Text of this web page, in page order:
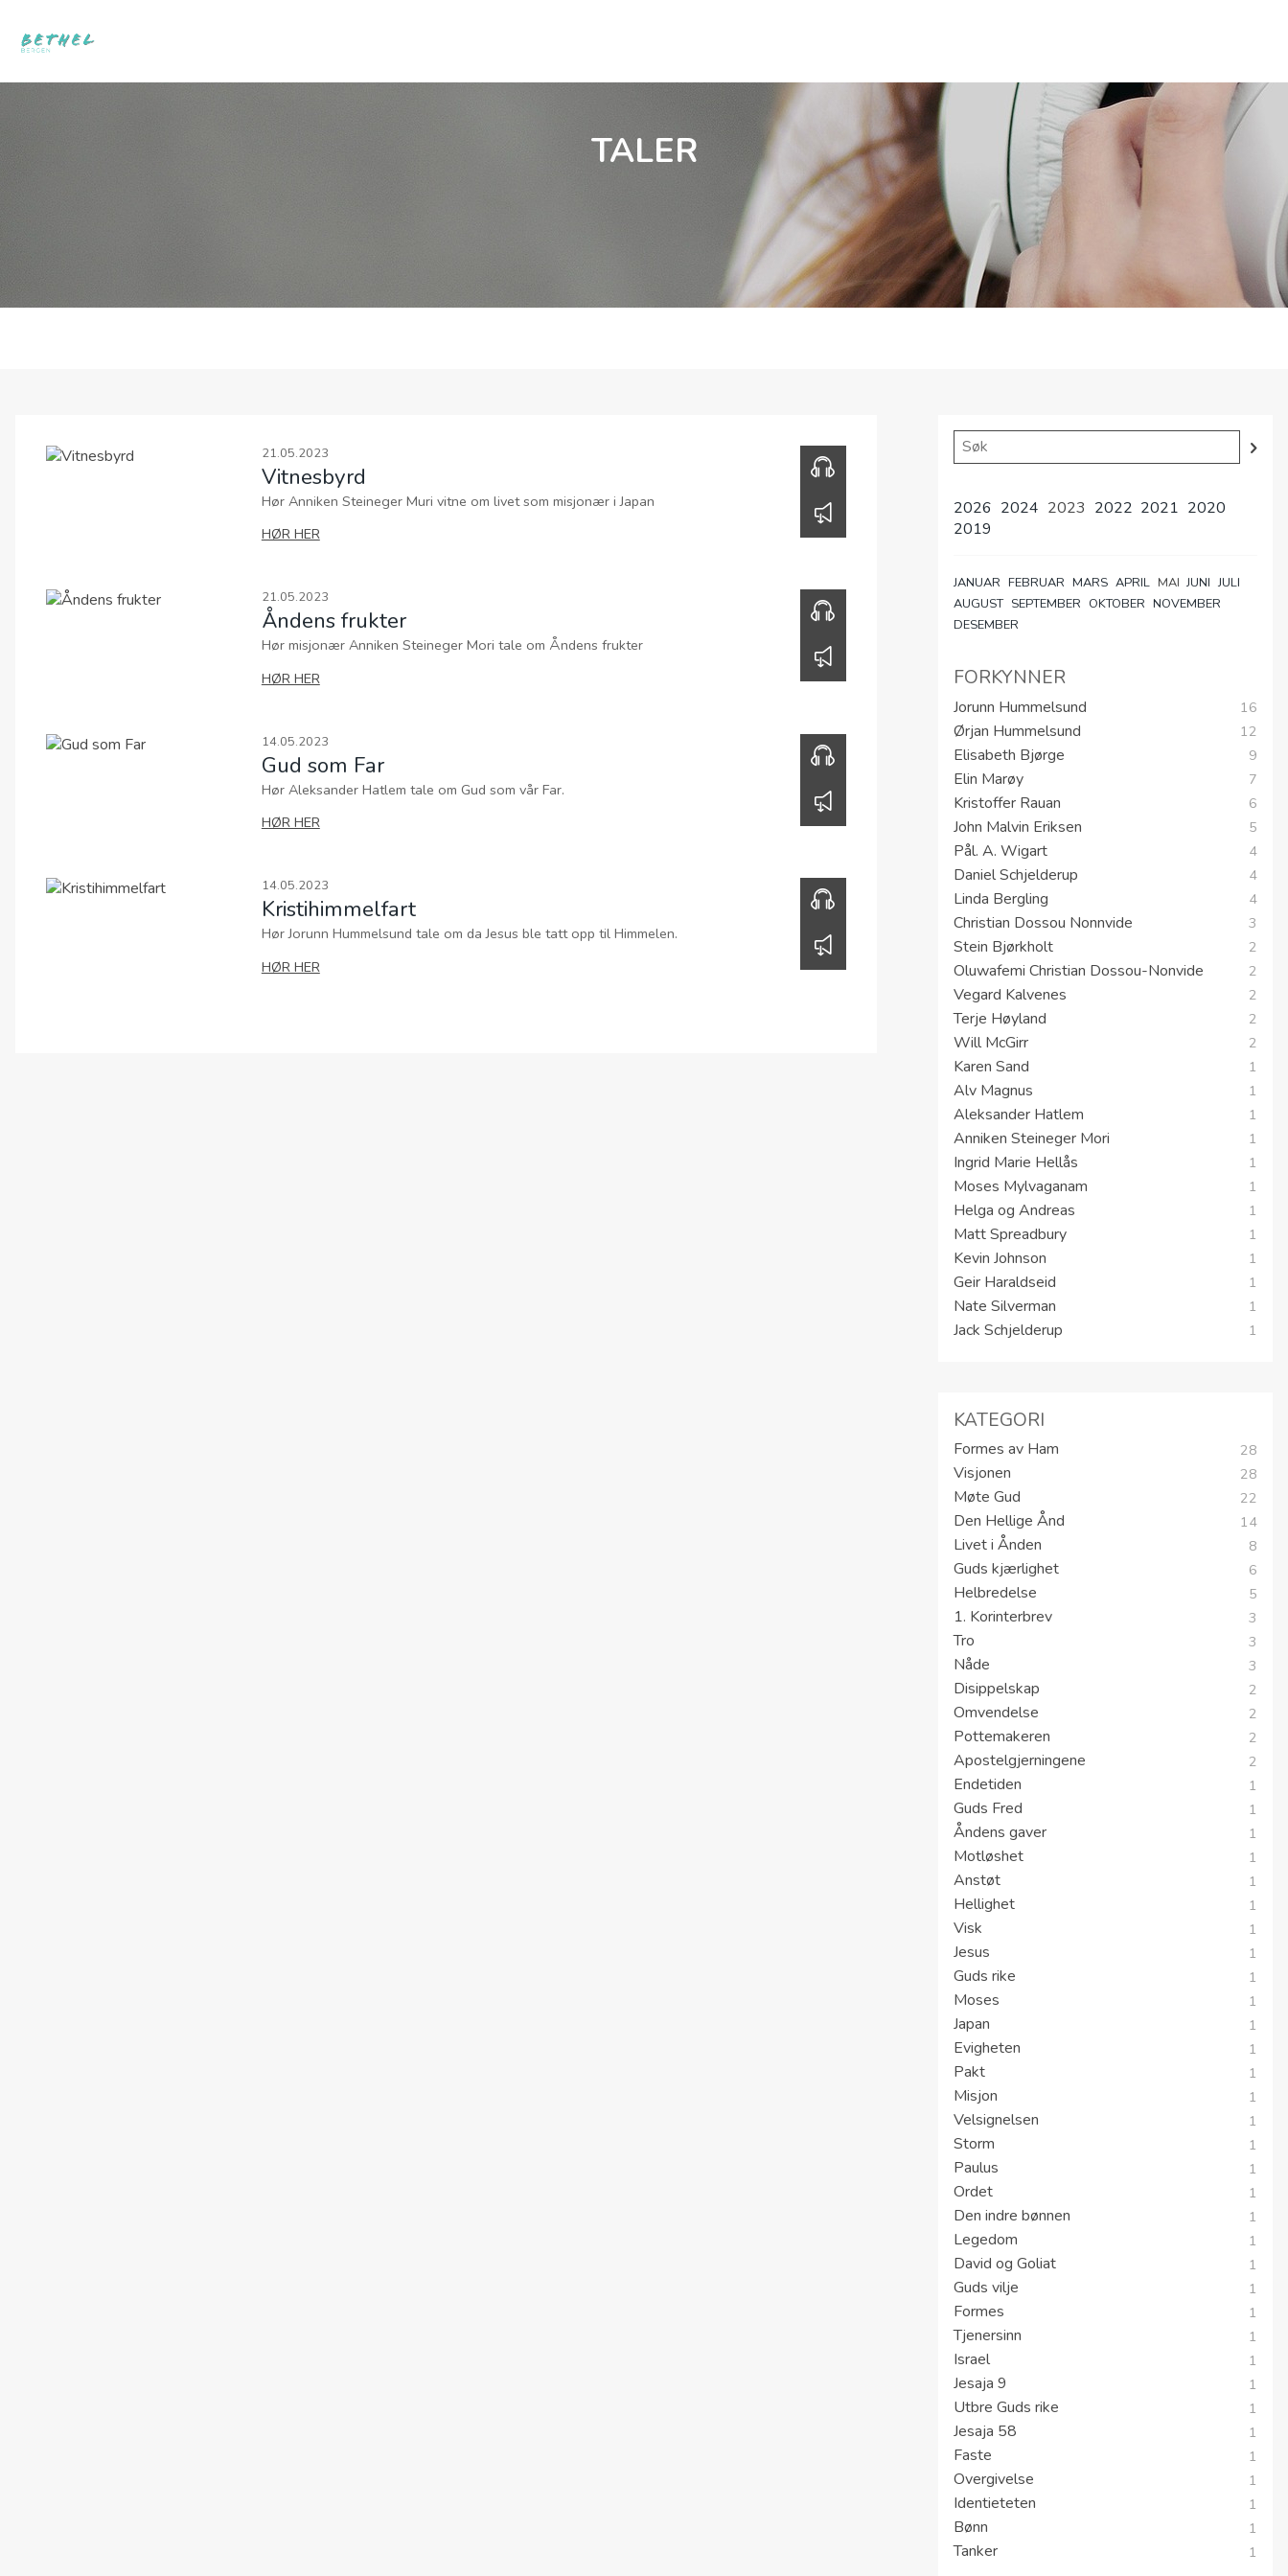
00:00
00:00
Hør Anniken Steineger Muri vitne om livet som misjonær i Japan
HØR HER
00:00
00:00
Hør misjonær Anniken Steineger Mori tale om Åndens frukter
HØR HER
00:00
00:00
Hør Aleksander Hatlem tale om Gud som vår Far.
HØR HER
2026 2024 2023 2022 2021 2020
2019
AUGUST
SEPTEMBER
DESEMBER
FORKYNNER
Jorunn Hummelsund 16
Ørjan Hummelsund 12
Elisabeth Bjørge 9
Elin Marøy 7
Kristoffer Rauan 6
John Malvin Eriksen 5
Pål. A. Wigart 4
Daniel Schjelderup 4
Linda Bergling 4
Christian Dossou Nonnvide 3
Stein Bjørkholt 2
Oluwafemi Christian Dossou-Nonvide 2
Vegard Kalvenes 2
Terje Høyland 2
Will McGirr 2
Karen Sand 1
Alv Magnus 1
Aleksander Hatlem 1
Anniken Steineger Mori 1
Ingrid Marie Hellås 1
Moses Mylvaganam 1
Helga og Andreas 1
Matt Spreadbury 1
Kevin Johnson 1
Jack Schjelderup
KATEGORI
Formes av Ham 28
Visjonen 28
Møte Gud 22
Den Hellige Ånd 14
Livet i Ånden 8
Guds kjærlighet 6
Helbredelse 5
1. Korinterbrev 3
Tro 3
Nåde 3
Disippelskap 2
Omvendelse 2
Pottemakeren 2
Apostelgjerningene 2
Endetiden 1
Guds Fred 1
Åndens gaver 1
Motløshet 1
Anstøt 1
Hellighet 1
Visk 1
Jesus 1
Guds rike 1
Moses 1
Japan 1
Evigheten 1
Pakt 1
Misjon 1
Velsignelsen 1
Storm 1
Paulus 1
Ordet 1
Den indre bønnen 1
Legedom 1
David og Goliat 1
Guds vilje 1
Formes 1
Tjenersinn 1
Israel 1
Jesaja 9 1
Utbre Guds rike 1
Jesaja 58 1
Faste 1
Overgivelse 1